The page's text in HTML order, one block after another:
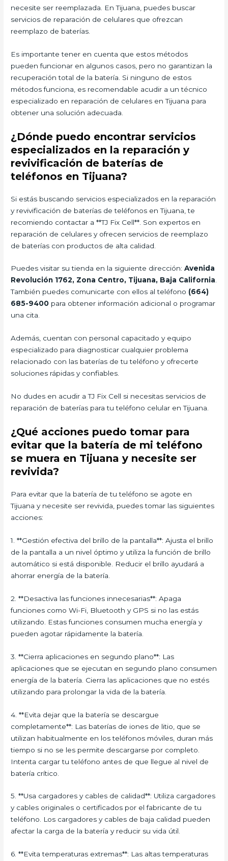
necesite ser reemplazada. En Tijuana, puedes buscar
servicios de reparación de celulares que ofrezcan
reemplazo de baterías.
Es importante tener en cuenta que estos métodos
pueden funcionar en algunos casos, pero no garantizan la
recuperación total de la batería. Si ninguno de estos
métodos funciona, es recomendable acudir a un técnico
especializado en reparación de celulares en Tijuana para
obtener una solución adecuada.
¿Dónde puedo encontrar servicios
especializados en la reparación y
revivificación de baterías de
teléfonos en Tijuana?
Si estás buscando servicios especializados en la reparación
y revivificación de baterías de teléfonos en Tijuana, te
recomiendo contactar a **TJ Fix Cell**. Son expertos en
reparación de celulares y ofrecen servicios de reemplazo
de baterías con productos de alta calidad.
Puedes visitar su tienda en la siguiente dirección:Avenida
Revolución 1762, Zona Centro, Tijuana, Baja California.
También puedes comunicarte con ellos al teléfono (664)
685-9400 para obtener información adicional o programar
una cita.
Además, cuentan con personal capacitado y equipo
especializado para diagnosticar cualquier problema
relacionado con las baterías de tu teléfono y ofrecerte
soluciones rápidas y confiables.
No dudes en acudir a TJ Fix Cell si necesitas servicios de
reparación de baterías para tu teléfono celular en Tijuana.
¿Qué acciones puedo tomar para
evitar que la batería de mi teléfono
se muera en Tijuana y necesite ser
revivida?
Para evitar que la batería de tu teléfono se agote en
Tijuana y necesite ser revivida, puedes tomar las siguientes
acciones:
1. **Gestión efectiva del brillo de la pantalla**: Ajusta el brillo
de la pantalla a un nivel óptimo y utiliza la función de brillo
automático si está disponible. Reducir el brillo ayudará a
ahorrar energía de la batería.
2. **Desactiva las funciones innecesarias**: Apaga
funciones como Wi-Fi, Bluetooth y GPS si no las estás
utilizando. Estas funciones consumen mucha energía y
pueden agotar rápidamente la batería.
3. **Cierra aplicaciones en segundo plano**: Las
aplicaciones que se ejecutan en segundo plano consumen
energía de la batería. Cierra las aplicaciones que no estés
utilizando para prolongar la vida de la batería.
4. **Evita dejar que la batería se descargue
completamente**: Las baterías de iones de litio, que se
utilizan habitualmente en los teléfonos móviles, duran más
tiempo si no se les permite descargarse por completo.
Intenta cargar tu teléfono antes de que llegue al nivel de
batería crítico.
5. **Usa cargadores y cables de calidad**: Utiliza cargadores
y cables originales o certificados por el fabricante de tu
teléfono. Los cargadores y cables de baja calidad pueden
afectar la carga de la batería y reducir su vida útil.
6. **Evita temperaturas extremas**: Las altas temperaturas